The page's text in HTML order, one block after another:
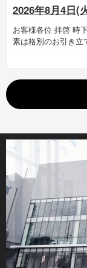
2026年8月4日(
お客様各位 拝啓 時
素は格別のお引き